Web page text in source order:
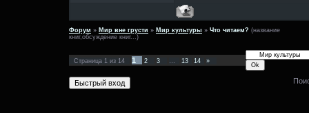
Форум » Мир вне грусти » Мир культуры » Что читаем? (название
книг,обсуждение книг...)
Страница 1 из 14 1 2 3 13 14 »